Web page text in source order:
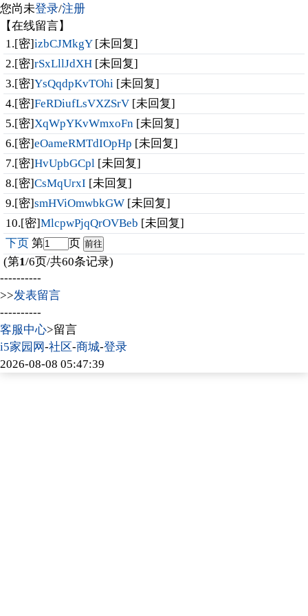
您尚未登录/注册
【在线留言】
1.[密]izbCJMkgY[未回复]
2.[密]rSxLllJdXH [未回复]
3.[密]YsQqdpKvTOhi [未回复]
4.[密]FeRDiufLsVXZSrV [未回复]
5.[密]XqWpYKvWmxoFn [未回复]
6.[密]eOameRMTdIOpHp [未回复]
7.[密]HvUpbGCpl [未回复]
8.[密]CsMqUrxI [未回复]
9.[密]smHViOmwbkGW [未回复]
10.[密]MlcpwPjqQrOVBeb [未回复]
下页 第
页
(第1/6页/共60条记录)
----------
>>发表留言
----------
客服中心>留言
i5家园网-社区-商城-登录
2026-08-08 05:47:39